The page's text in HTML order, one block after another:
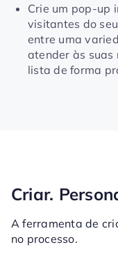
Crie um pop-up
visitantes do
entre uma
atender às suas
lista de forma
Criar.
A ferramenta de
no processo.